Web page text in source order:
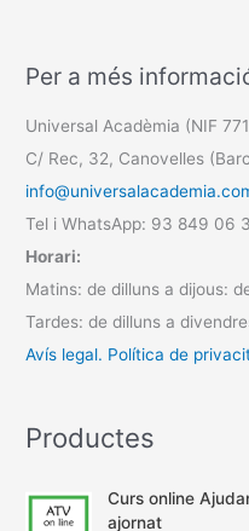
Per a més
Universal Acadèmia (NIF
C/ Rec, 32, Canovelles
Tel i WhatsApp: 93 849 06
Horari:
Matins: de dilluns a dijous:
Tardes: de dilluns a
Avís legal. Política de
Productes
Curs online
ajornat